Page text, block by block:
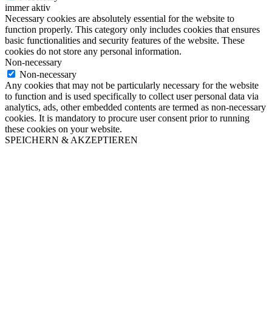
immer aktiv
Necessary cookies are absolutely essential for the website to
function properly. This category only includes cookies that ensures
basic functionalities and security features of the website. These
cookies do not store any personal information.
Non-necessary
Non-necessary
Any cookies that may not be particularly necessary for the website
to function and is used specifically to collect user personal data via
analytics, ads, other embedded contents are termed as non-necessary
cookies. It is mandatory to procure user consent prior to running
these cookies on your website.
SPEICHERN & AKZEPTIEREN